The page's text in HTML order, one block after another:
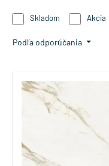
Skladom Akcia
Podľa odporúčania